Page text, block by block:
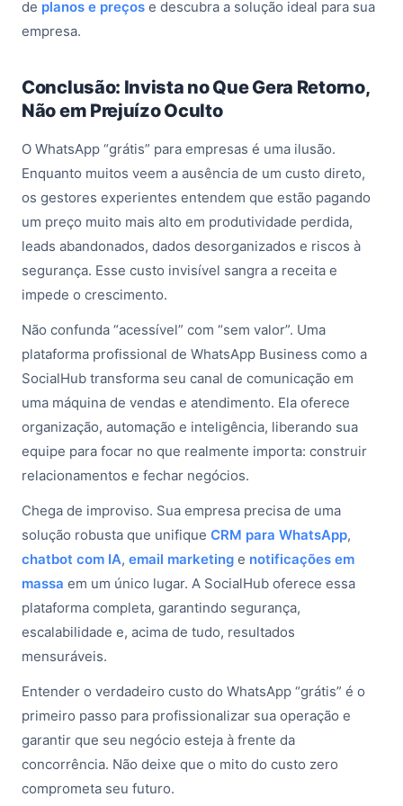
de planos e preços e descubra a solução ideal para sua
empresa.
Conclusão: Invista no Que Gera Retorno,
Não em Prejuízo Oculto
O WhatsApp “grátis” para empresas é uma ilusão.
Enquanto muitos veem a ausência de um custo direto,
os gestores experientes entendem que estão pagando
um preço muito mais alto em produtividade perdida,
leads abandonados, dados desorganizados e riscos à
segurança. Esse custo invisível sangra a receita e
impede o crescimento.
Não confunda “acessível” com “sem valor”. Uma
plataforma profissional de WhatsApp Business como a
SocialHub transforma seu canal de comunicação em
uma máquina de vendas e atendimento. Ela oferece
organização, automação e inteligência, liberando sua
equipe para focar no que realmente importa: construir
relacionamentos e fechar negócios.
Chega de improviso. Sua empresa precisa de uma
solução robusta que unifique CRM para WhatsApp,
chatbot com IA, email marketing e notificações em
massa em um único lugar. A SocialHub oferece essa
plataforma completa, garantindo segurança,
escalabilidade e, acima de tudo, resultados
mensuráveis.
Entender o verdadeiro custo do WhatsApp “grátis” é o
primeiro passo para profissionalizar sua operação e
garantir que seu negócio esteja à frente da
concorrência. Não deixe que o mito do custo zero
comprometa seu futuro.